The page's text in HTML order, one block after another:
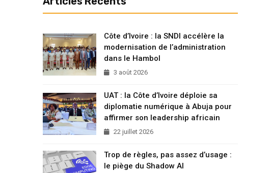
Côte d’Ivoire : la SNDI accélère la
modernisation de l’administration
dans le Hambol
3 août 2026
UAT : la Côte d’Ivoire déploie sa
diplomatie numérique à Abuja pour
affirmer son leadership africain
22 juillet 2026
Trop de règles, pas assez d’usage :
le piège du Shadow AI